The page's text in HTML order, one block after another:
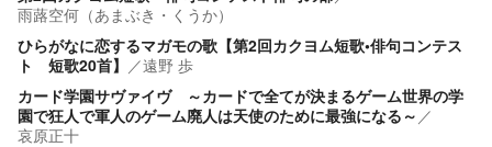
雨蕗空何（あまぶき・くうか）
ひらがなに恋するマガモの歌【第2回カクヨム短歌•俳句コンテス
ト 短歌20首】 ／遠野 歩
カード学園サヴァイヴ ～カードで全てが決まるゲーム世界の学
園で狂人で軍人のゲーム廃人は天使のために最強になる～ ／
哀原正十